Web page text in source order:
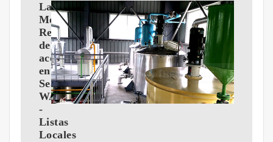
Las
Mejores
Refinerías
de
aceite
en
Seattle
WA
-
Listas
Locales